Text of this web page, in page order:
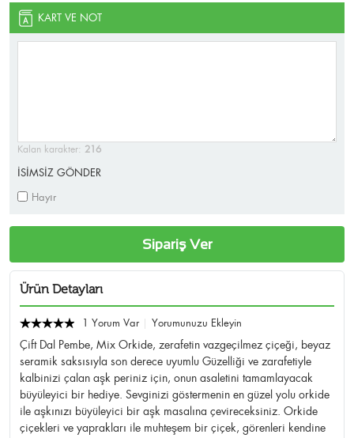
KART VE NOT
Kalan karakter: 216
İSİMSİZ GÖNDER
Hayır
Sipariş Ver
Ürün Detayları
1 Yorum Var Yorumunuzu Ekleyin
Çift Dal Pembe, Mix Orkide, zerafetin vazgeçilmez çiçeği, beyaz
seramik saksısıyla son derece uyumlu Güzelliği ve zarafetiyle
kalbinizi çalan aşk periniz için, onun asaletini tamamlayacak
büyüleyici bir hediye. Sevginizi göstermenin en güzel yolu orkide
ile aşkınızı büyüleyici bir aşk masalına çevireceksiniz. Orkide
çiçekleri ve yaprakları ile muhteşem bir çiçek, görenleri kendine